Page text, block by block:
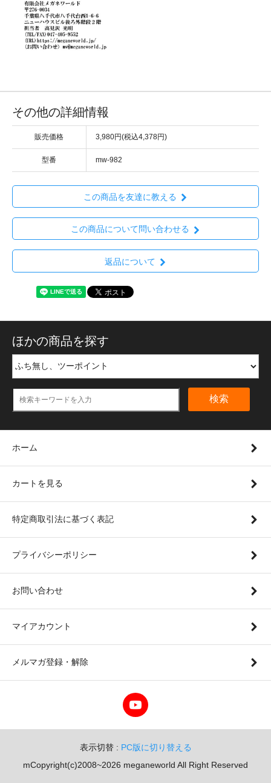
その他の詳細情報
販売価格 3,980円(税込4,378円)
型番 mw-982
この商品を友達に教える
この商品について問い合わせる
返品について
ほかの商品を探す
検索
ホーム
カートを見る
特定商取引法に基づく表記
プライバシーポリシー
お問い合わせ
マイアカウント
メルマガ登録・解除
表示切替 : PC版に切り替える
mCopyright(c)2008~2026 meganeworld All Right Reserved